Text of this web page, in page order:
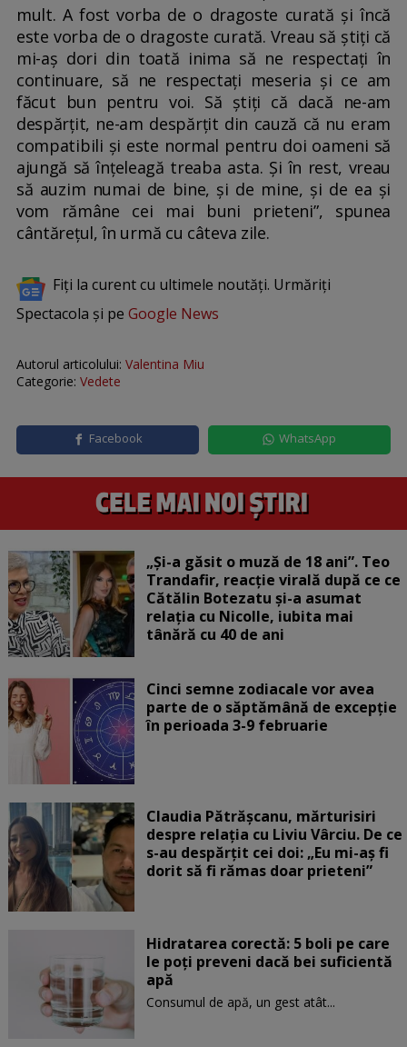
mult. A fost vorba de o dragoste curată și încă
este vorba de o dragoste curată. Vreau să știți că
mi-aș dori din toată inima să ne respectați în
continuare, să ne respectați meseria și ce am
făcut bun pentru voi. Să știți că dacă ne-am
despărțit, ne-am despărțit din cauză că nu eram
compatibili și este normal pentru doi oameni să
ajungă să înțeleagă treaba asta. Și în rest, vreau
să auzim numai de bine, și de mine, și de ea și
vom rămâne cei mai buni prieteni”, spunea
cântărețul, în urmă cu câteva zile.
Fiți la curent cu ultimele noutăți. Urmăriți
Spectacola și pe Google News
Autorul articolului: Valentina Miu
Categorie: Vedete
Facebook WhatsApp
„Și-a găsit o muză de 18 ani”. Teo
Trandafir, reacție virală după ce ce
Cătălin Botezatu și-a asumat
relația cu Nicolle, iubita mai
tânără cu 40 de ani
Cinci semne zodiacale vor avea
parte de o săptămână de excepție
în perioada 3-9 februarie
Claudia Pătrășcanu, mărturisiri
despre relația cu Liviu Vârciu. De ce
s-au despărțit cei doi: „Eu mi-aș fi
dorit să fi rămas doar prieteni”
Hidratarea corectă: 5 boli pe care
le poți preveni dacă bei suficientă
apă
Consumul de apă, un gest atât...